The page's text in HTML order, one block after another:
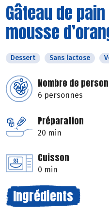
Gâteau de
mousse
Dessert Sans lactose
Nombre de
6 personnes
Préparation
20 min
Cuisson
0 min
Ingrédients